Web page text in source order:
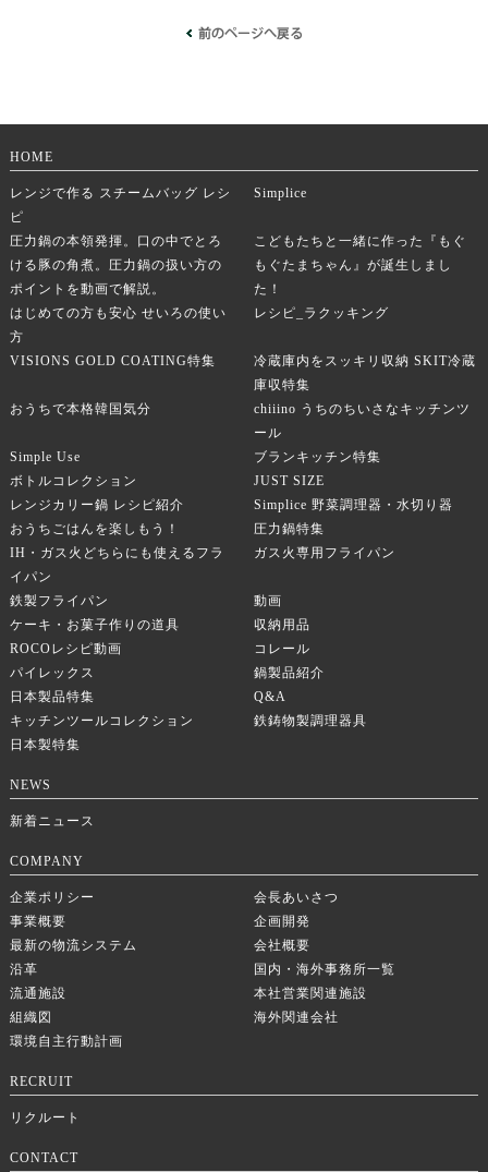
HOME
レンジで作る スチームバッグ レシ
ピ
Simplice
圧力鍋の本領発揮。口の中でとろ
ける豚の角煮。圧力鍋の扱い方の
ポイントを動画で解説。
こどもたちと一緒に作った『もぐ
もぐたまちゃん』が誕生しまし
た！
はじめての方も安心 せいろの使い
方
レシピ_ラクッキング
VISIONS GOLD COATING特集
冷蔵庫内をスッキリ収納 SKIT冷蔵
庫収特集
おうちで本格韓国気分
chiiino うちのちいさなキッチンツ
ール
Simple Use
ブランキッチン特集
ボトルコレクション
JUST SIZE
レンジカリー鍋 レシピ紹介
Simplice 野菜調理器・水切り器
おうちごはんを楽しもう！
圧力鍋特集
IH・ガス火どちらにも使えるフラ
イパン
ガス火専用フライパン
鉄製フライパン
動画
ケーキ・お菓子作りの道具
収納用品
ROCOレシピ動画
コレール
パイレックス
鍋製品紹介
日本製品特集
Q&A
キッチンツールコレクション
鉄鋳物製調理器具
日本製特集
NEWS
新着ニュース
COMPANY
企業ポリシー
会長あいさつ
事業概要
企画開発
最新の物流システム
会社概要
沿革
国内・海外事務所一覧
流通施設
本社営業関連施設
組織図
海外関連会社
環境自主行動計画
RECRUIT
リクルート
CONTACT